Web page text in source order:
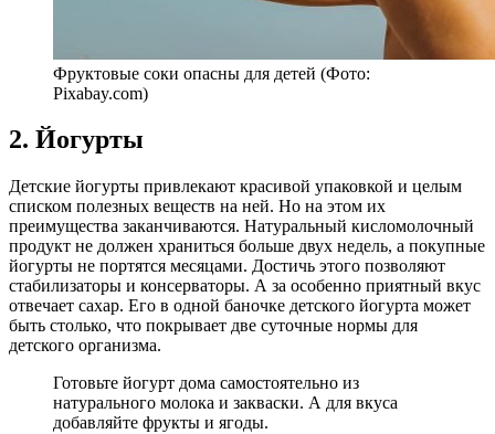
Фруктовые соки опасны для детей (Фото:
Pixabay.com)
2. Йогурты
Детские йогурты привлекают красивой упаковкой и целым
списком полезных веществ на ней. Но на этом их
преимущества заканчиваются. Натуральный кисломолочный
продукт не должен храниться больше двух недель, а покупные
йогурты не портятся месяцами. Достичь этого позволяют
стабилизаторы и консерваторы. А за особенно приятный вкус
отвечает сахар. Его в одной баночке детского йогурта может
быть столько, что покрывает две суточные нормы для
детского организма.
Готовьте йогурт дома самостоятельно из
натурального молока и закваски. А для вкуса
добавляйте фрукты и ягоды.